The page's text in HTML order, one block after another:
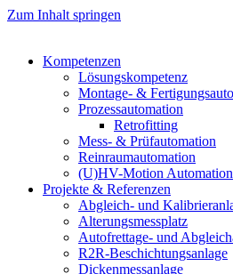
Zum Inhalt springen
Kompetenzen
Lösungskompetenz
Montage- &
Prozessautomation
Retrofitting
Mess- & Prüfautomation
Reinraumautomation
(U)HV-Motion Automation
Projekte & Referenzen
Abgleich- und
Alterungsmessplatz
Autofrettage- und
R2R-Beschichtungsanlage
Dickenmessanlage